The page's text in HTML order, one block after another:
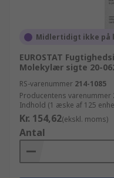
Midlertidigt ikke på
EUROSTAT
Molekylær sigte 20-
RS-varenummer 214-1085
Producentens varenummer
Indhold (1 æske af 125
Kr. 154,62(ekskl. moms)
Antal